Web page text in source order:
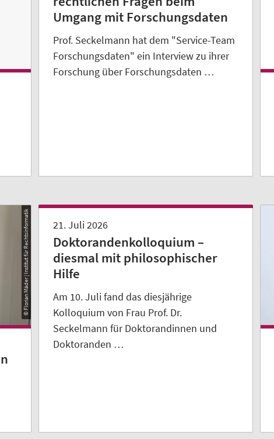
Umgang mit Forschungsdaten
Prof. Seckelmann hat dem "Service-Team
Forschungsdaten" ein Interview zu ihrer
Forschung über Forschungsdaten …
© Florian Mäder | Institut für Rechtsinformatik 21. Juli 2026
Doktorandenkolloquium –
diesmal mit philosophischer
Hilfe
Am 10. Juli fand das diesjährige
Kolloquium von Frau Prof. Dr.
Seckelmann für Doktorandinnen und
Doktoranden …